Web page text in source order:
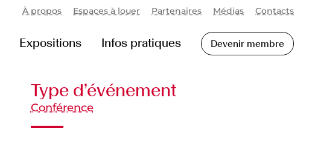
À propos Espaces à louer Partenaires Médias Contacts
Expositions Infos pratiques Devenir membre
Type d’événement
Conférence